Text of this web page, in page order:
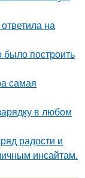
на
построить
самая
в любом
радости и
инсайтам.